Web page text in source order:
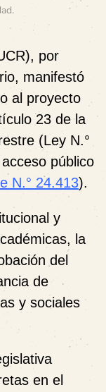
.
por
manifestó
al proyecto
23 de la
(Ley N.°
público
N.° 24.413).
y
la
del
de
y sociales
en el